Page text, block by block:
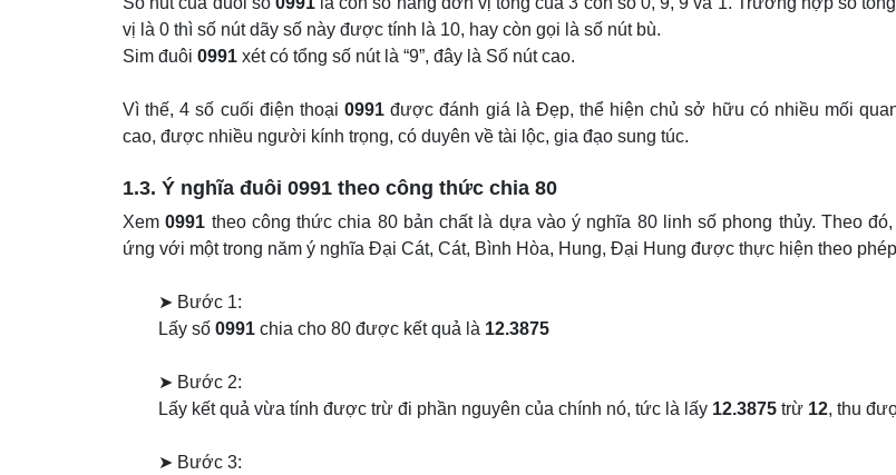
vị là 0 thì số nút dãy số này được tính là 10, hay còn gọi là số nút bù.
Sim đuôi 0991 xét có tổng số nút là “9”, đây là Số nút cao.
Vì thế, 4 số cuối điện thoại0991 được đánh giá là Đẹp, thể hiện chủ sở hữu có nhiều mối
cao, được nhiều người kính trọng, có duyên về tài lộc, gia đạo sung túc.
1.3. Ý nghĩa đuôi 0991 theo công thức chia 80
Xem0991 theo công thức chia 80 bản chất là dựa vào ý nghĩa 80 linh số phong thủy. Theo đó,
ứng với một trong năm ý nghĩa Đại Cát, Cát, Bình Hòa, Hung, Đại Hung được thực hiện theo
➤ Bước 1:
Lấy số 0991 chia cho 80 được kết quả là 12.3875
➤ Bước 2:
Lấy kết quả vừa tính được trừ đi phần nguyên của chính nó, tức là lấy 12.3875 trừ 12, thu
➤ Bước 3: